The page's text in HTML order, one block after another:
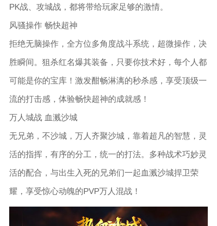
PK战、攻城战，都将带给玩家足够的激情。
风骚操作 畅快超神
拒绝无脑操作，全方位多角度战斗系统，超微操作，决
胜瞬间。狙杀红名爆其装备，只要你技术好，每个人都
可能是你的宝库！激发酣畅淋漓的秒杀感，享受顶级一
流的打击感，体验畅快超神的成就感！
万人城战 血溅沙城
无兄弟，不沙城，万人齐聚沙城，靠着超凡的智慧，灵
活的指挥，有序的分工，统一的打法。多种战术巧妙灵
活的配合，与出生入死的兄弟们一起血溅沙城捍卫荣
耀，享受惊心动魄的PVP万人混战！